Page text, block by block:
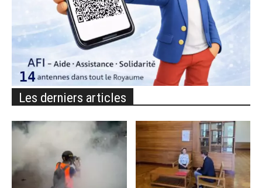
Les derniers articles